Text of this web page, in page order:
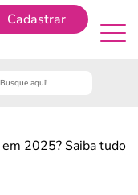
Cadastrar
2025? Saiba tudo